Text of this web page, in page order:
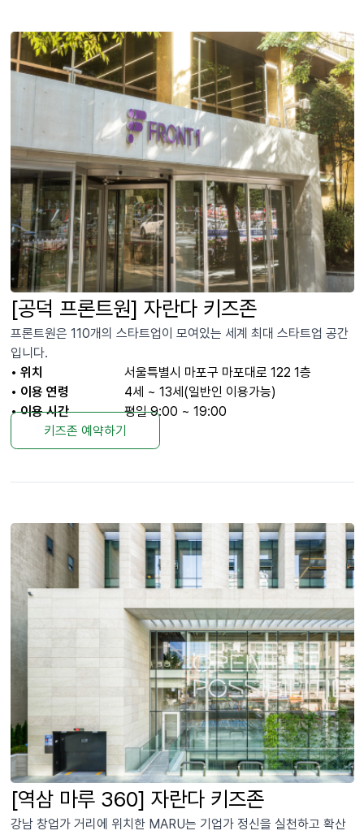
[공덕 프론트원] 자란다 키즈존
프론트원은 110개의 스타트업이 모여있는 세계 최대 스타트업 공간
입니다.
• 위치
서울특별시 마포구 마포대로 122 1층
• 이용 연령
4세 ~ 13세(일반인 이용가능)
• 이용 시간
평일 9:00 ~ 19:00
키즈존 예약하기
[역삼 마루 360] 자란다 키즈존
강남 창업가 거리에 위치한 MARU는 기업가 정신을 실천하고 확산